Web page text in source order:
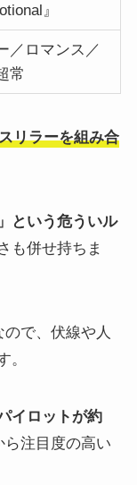
』
／ロマンス／
常
リラーを組み合
という危ういル
も併せ持ちま
で、伏線や人
。
イロットが約
注目度の高い